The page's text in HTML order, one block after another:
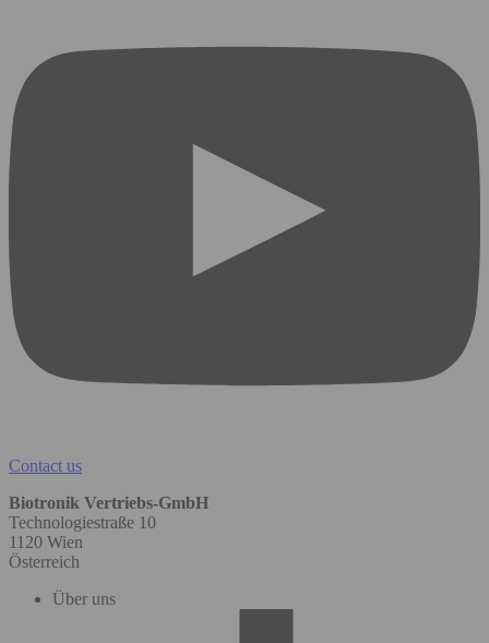
Contact us
Biotronik Vertriebs-GmbH
Technologiestraße 10
1120 Wien
Österreich
Über uns